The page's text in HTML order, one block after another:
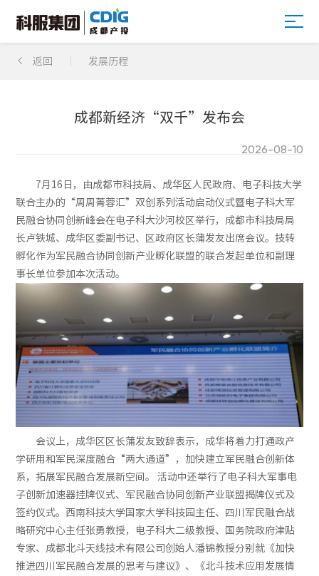
 返回 发展历程
成都新经济“双千”发布会
2026-08-10
7月16日，由成都市科技局、成华区人民政府、电子科技大学
联合主办的“周周菁蓉汇”双创系列活动启动仪式暨电子科大军
民融合协同创新峰会在电子科大沙河校区举行，成都市科技局局
长卢铁城、成华区委副书记、区政府区长蒲发友出席会议。技转
孵化作为军民融合协同创新产业孵化联盟的联合发起单位和副理
事长单位参加本次活动。
会议上，成华区区长蒲发友致辞表示，成华将着力打通政产
学研用和军民深度融合“两大通道”，加快建立军民融合创新体
系，拓展军民融合发展新空间。 活动中还举行了电子科大军事电
子创新加速器挂牌仪式、军民融合协同创新产业联盟揭牌仪式及
签约仪式。西南科技大学国家大学科技园主任、四川军民融合战
略研究中心主任张勇教授，电子科大二级教授、国务院政府津贴
专家、成都北斗天线技术有限公司创始人潘锦教授分别就《加快
推进四川军民融合发展的思考与建议》、《北斗技术应用发展情